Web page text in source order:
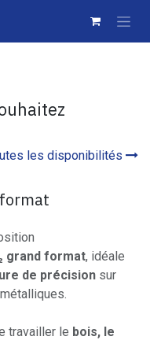
les disponibilités
grand format, idéale
de précision sur
travailler le bois, le